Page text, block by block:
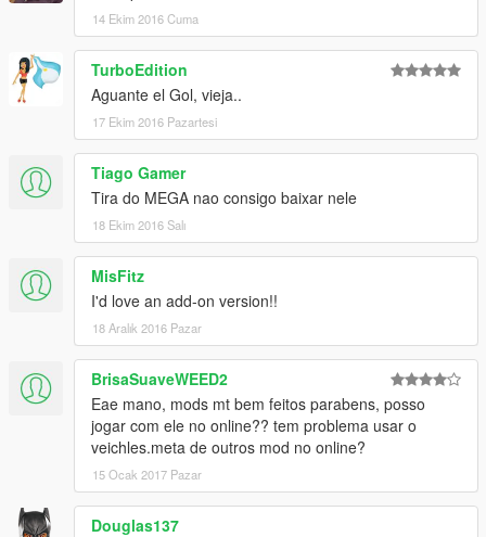
14 Ekim 2016 Cuma
TurboEdition
Aguante el Gol, vieja..
17 Ekim 2016 Pazartesi
Tiago Gamer
Tira do MEGA nao consigo baixar nele
18 Ekim 2016 Salı
MisFitz
I'd love an add-on version!!
18 Aralık 2016 Pazar
BrisaSuaveWEED2
Eae mano, mods mt bem feitos parabens, posso
jogar com ele no online?? tem problema usar o
veichles.meta de outros mod no online?
15 Ocak 2017 Pazar
Douglas137